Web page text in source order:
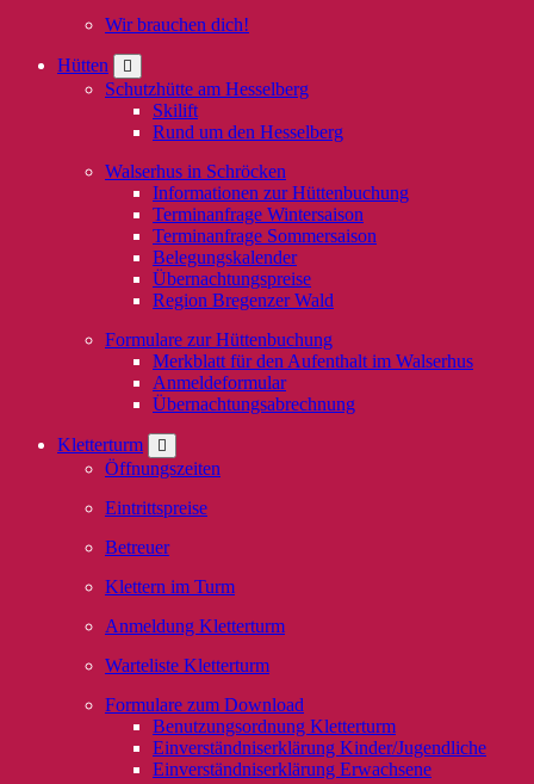
Wir brauchen dich!
Hütten
Schutzhütte am Hesselberg
Skilift
Rund um den Hesselberg
Walserhus in Schröcken
Informationen zur Hüttenbuchung
Terminanfrage Wintersaison
Terminanfrage Sommersaison
Belegungskalender
Übernachtungspreise
Region Bregenzer Wald
Formulare zur Hüttenbuchung
Merkblatt für den Aufenthalt im Walserhus
Anmeldeformular
Übernachtungsabrechnung
Kletterturm
Öffnungszeiten
Eintrittspreise
Betreuer
Klettern im Turm
Anmeldung Kletterturm
Warteliste Kletterturm
Formulare zum Download
Benutzungsordnung Kletterturm
Einverständniserklärung Kinder/Jugendliche
Einverständniserklärung Erwachsene